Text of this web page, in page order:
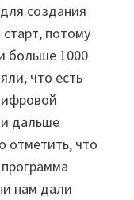
создания
потому
больше 1000
что есть
дальше
отметить, что
нам дали